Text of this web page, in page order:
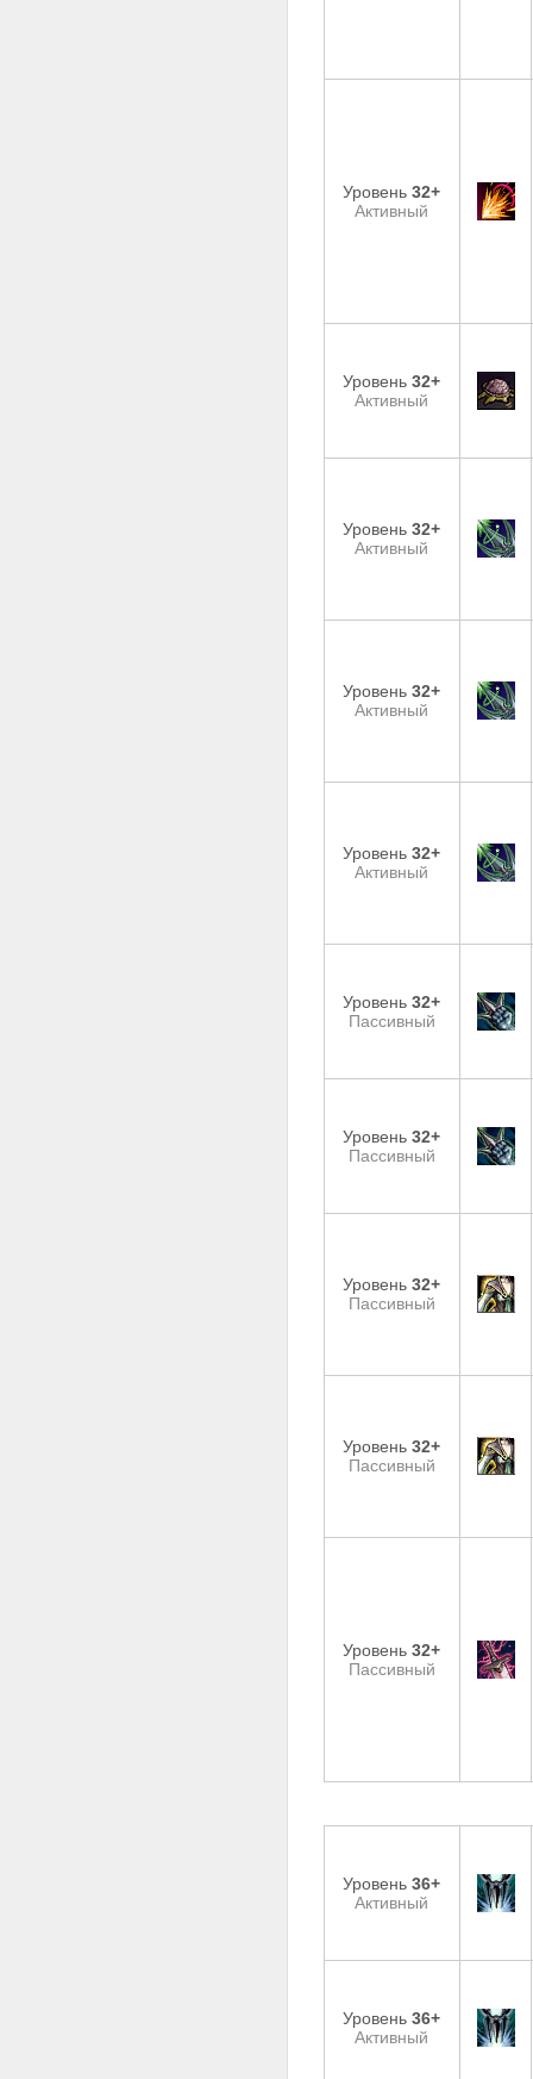
Уровень32+
Активный
Уровень32+
Активный
Уровень32+
Активный
Уровень32+
Активный
Уровень32+
Активный
Уровень32+
Пассивный
Уровень32+
Пассивный
Уровень32+
Пассивный
Уровень32+
Пассивный
Уровень32+
Пассивный
Уровень36+
Активный
Уровень36+
Активный